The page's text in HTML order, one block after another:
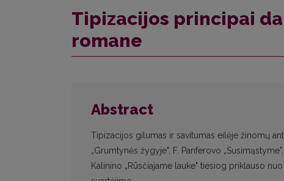
Tipizacijos principai
romane
Abstract
Tipizacijos gilumas ir savitumas eilėje žinomų
„Grumtynės žygyje", F. Panferovo
Kalinino „Rūsčiajame lauke" tiesiog priklauso